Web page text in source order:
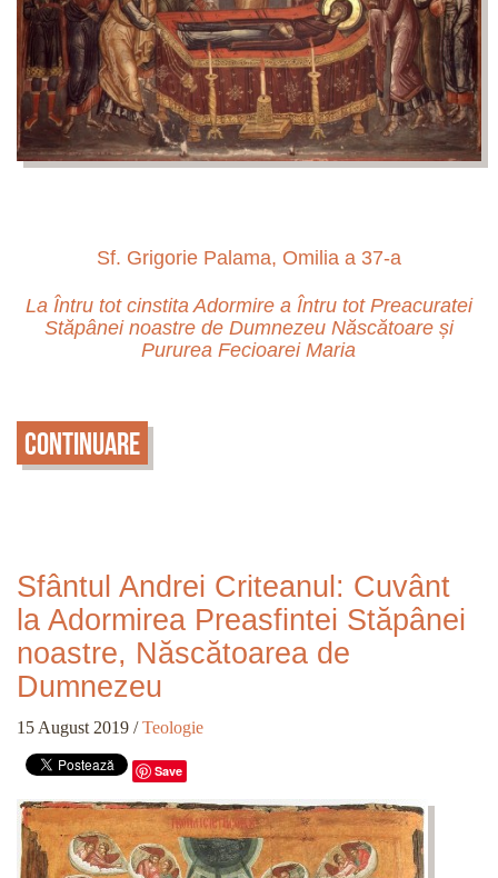
Sf. Grigorie Palama, Omilia a 37-a
La Întru tot cinstita Adormire a Întru tot Preacuratei
Stăpânei noastre de Dumnezeu Născătoare și
Pururea Fecioarei Maria
Continuare
Sfântul Andrei Criteanul: Cuvânt
la Adormirea Preasfintei Stăpânei
noastre, Născătoarea de
Dumnezeu
15 August 2019 /Teologie
Save